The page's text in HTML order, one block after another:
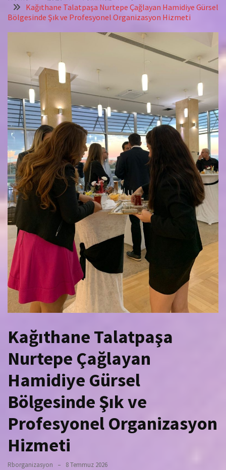
Kağıthane Talatpaşa Nurtepe Çağlayan Hamidiye Gürsel
Bölgesinde Şık ve Profesyonel Organizasyon Hizmeti
Kağıthane Talatpaşa
Nurtepe Çağlayan
Hamidiye Gürsel
Bölgesinde Şık ve
Profesyonel Organizasyon
Hizmeti
Rborganizasyon 8 Temmuz 2026